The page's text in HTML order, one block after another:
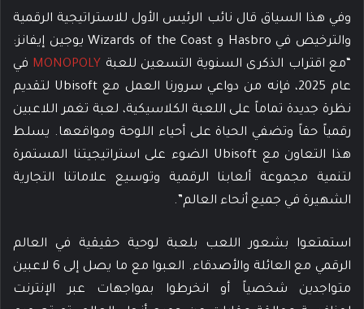
وفي هذا السياق قال نائب الرئيس الأول للاستراتيجية الرقمية
والترخيص في Hasbro و Wizards of the Coast يوجين إيفانز:
“مع اقتراب الذكرى السنوية التسعين للعبة MONOPOLY في
عام 2025، فإنه من دواعي سرورنا العمل مع Ubisoft لتقديم
نظرة جديدة تماماً على اللعبة الكلاسيكية، لعبة تغمر اللاعبين
رقمياً حقاً وتضفي الحياة على أحياء اللوحة ومواقعها. يسلط
هذا التعاون مع Ubisoft الضوء على استراتيجيتنا المستمرة
لتنمية مجموعة ألعابنا الرقمية وتوسيع علاماتنا التجارية
الشهيرة في جميع أنحاء العالم”.
استمتعوا بشعور اللعب بلعبة لوحية حقيقية في العالم
الرقمي مع العائلة والأصدقاء. العبوا مع ما يصل إلى 6 لاعبين
متواجدين شخصياً أو انخرطوا بمواجهات عبر الإنترنت